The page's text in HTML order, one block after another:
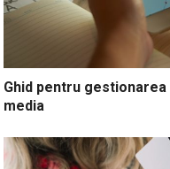
Ghid pentru
media